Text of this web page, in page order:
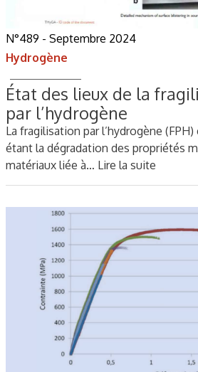
N°489 - Septembre 2024
Hydrogène
État des lieux de la
par l’hydrogène
La fragilisation par l’hydrogène
étant la dégradation des propriétés
matériaux liée à… Lire la suite